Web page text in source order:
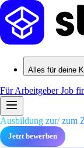
Alles für deine
Für ArbeitgeberJob
Ausbildung zur/ zum
Jetzt bewerben